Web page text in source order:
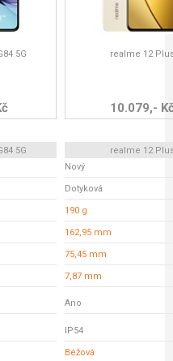
5G realme 12
10.079,-
5G
realme 12
Nový
Dotyková
190 g
162,95 mm
75,45 mm
7,87 mm
Ano
IP54
Béžová